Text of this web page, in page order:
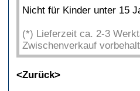
Nicht für Kinder unter 15
(*) Lieferzeit ca. 2-3
Zwischenverkauf
<Zurück>